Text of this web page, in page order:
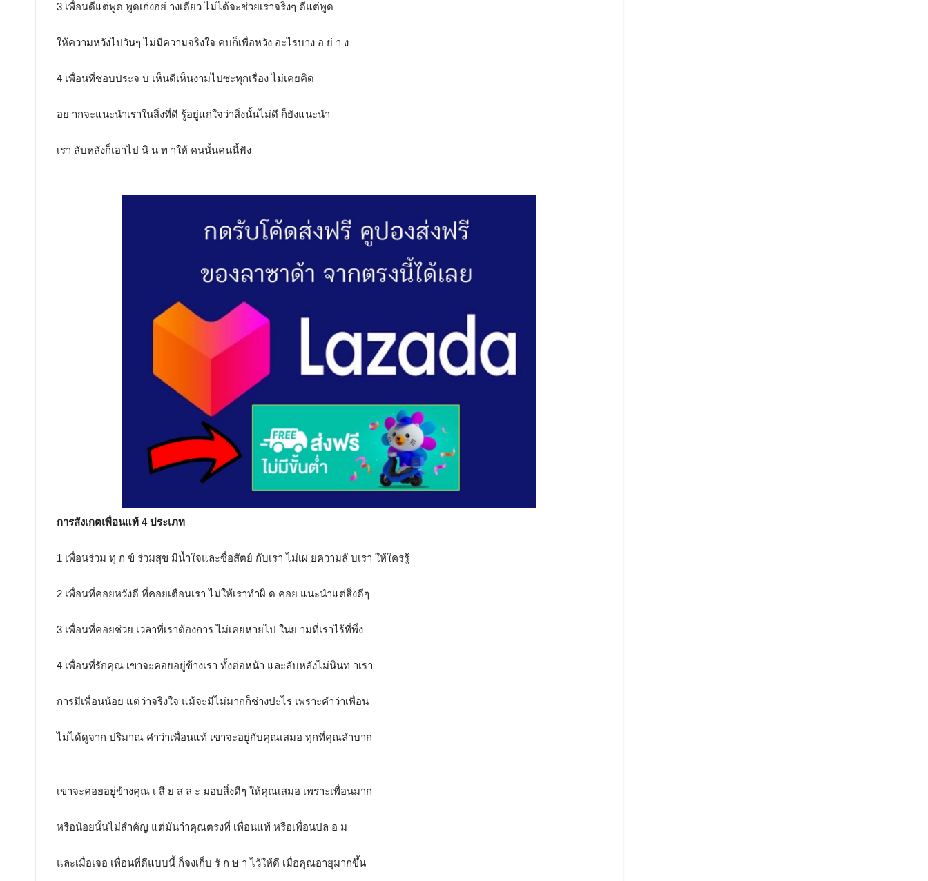
3 เพื่อนดีแต่พูด พูดเก่งอย่ างเดียว ไม่ได้จะช่วยเราจริงๆ ดีแต่พูด
ให้ความหวังไปวันๆ ไม่มีความจริงใจ คบก็เพื่อหวัง อะไรบาง อ ย่ า ง
4 เพื่อนที่ชอบประจ บ เห็นดีเห็นงามไปซะทุกเรื่อง ไม่เคยคิด
อย ากจะแนะนำเราในสิ่งที่ดี รู้อยู่แก่ใจว่าสิ่งนั้นไม่ดี ก็ยังแนะนำ
เรา ลับหลังก็เอาไป นิ น ท าให้ คนนั้นคนนี้ฟัง
การสังเกตเพื่อนแท้ 4 ประเภท
1 เพื่อนร่วม ทุ ก ข์ ร่วมสุข มีน้ำใจและซื่อสัตย์ กับเรา ไม่เผ ยความลั บเรา ให้ใครรู้
2 เพื่อนที่คอยหวังดี ที่คอยเตือนเรา ไม่ให้เราทำผิ ด คอย แนะนำแต่สิ่งดีๆ
3 เพื่อนที่คอยช่วย เวลาที่เราต้องการ ไม่เคยหายไป ในย ามที่เราไร้ที่พึ่ง
4 เพื่อนที่รักคุณ เขาจะคอยอยู่ข้างเรา ทั้งต่อหน้า และลับหลังไม่นินท าเรา
การมีเพื่อนน้อย แต่ว่าจริงใจ แม้จะมีไม่มากก็ช่างปะไร เพราะคำว่าเพื่อน
ไม่ได้ดูจาก ปริมาณ คำว่าเพื่อนแท้ เขาจะอยู่กับคุณเสมอ ทุกที่คุณลำบาก
เขาจะคอยอยู่ข้างคุณ เ สี ย ส ล ะ มอบสิ่งดีๆ ให้คุณเสมอ เพราะเพื่อนมาก
หรือน้อยนั้นไม่สำคัญ แต่มันาำคุณตรงที่ เพื่อนแท้ หรือเพื่อนปล อ ม
และเมื่อเจอ เพื่อนที่ดีแบบนี้ ก็จงเก็บ รั ก ษ า ไว้ให้ดี เมื่อคุณอายุมากขึ้น